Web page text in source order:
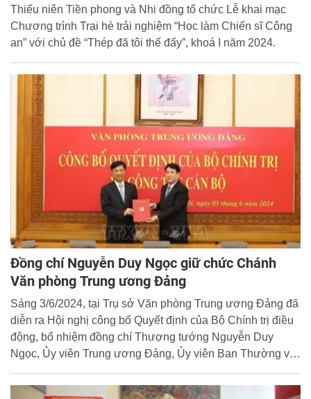
Thiếu niên Tiền phong và Nhi đồng tổ chức Lễ khai mạc
Chương trình Trại hè trải nghiệm “Học làm Chiến sĩ Công
an” với chủ đề “Thép đã tôi thế đấy”, khoá I năm 2024.
Đồng chí Nguyễn Duy Ngọc giữ chức Chánh
Văn phòng Trung ương Đảng
Sáng 3/6/2024, tại Trụ sở Văn phòng Trung ương Đảng đã
diễn ra Hội nghị công bố Quyết định của Bộ Chính trị điều
động, bổ nhiệm đồng chí Thượng tướng Nguyễn Duy
Ngọc, Ủy viên Trung ương Đảng, Ủy viên Ban Thường vụ
giữ chức Chánh Văn phòng Trung ương Đảng.